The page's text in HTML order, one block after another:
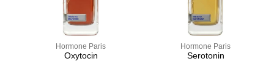
Hormone Paris
Oxytocin
Hormone Paris
Serotonin